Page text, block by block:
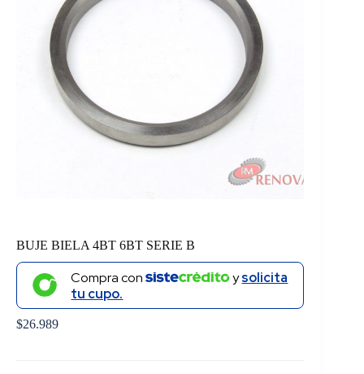
BUJE BIELA 4BT 6BT SERIE B
Compra con ysolicita
tu cupo.
$26.989